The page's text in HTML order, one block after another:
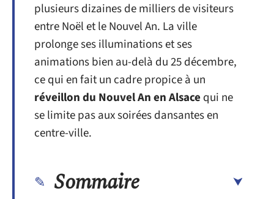
plusieurs dizaines de milliers de visiteurs
entre Noël et le Nouvel An. La ville
prolonge ses illuminations et ses
animations bien au-delà du 25 décembre,
ce qui en fait un cadre propice à un
réveillon du Nouvel An en Alsace qui ne
se limite pas aux soirées dansantes en
centre-ville.
Sommaire